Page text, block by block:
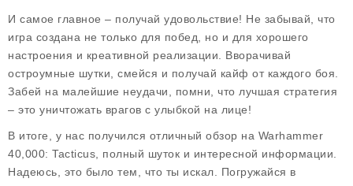
И самое главное – получай удовольствие! Не забывай, что
игра создана не только для побед, но и для хорошего
настроения и креативной реализации. Вворачивай
остроумные шутки, смейся и получай кайф от каждого боя.
Забей на малейшие неудачи, помни, что лучшая стратегия
– это уничтожать врагов с улыбкой на лице!
В итоге, у нас получился отличный обзор на Warhammer
40,000: Tacticus , полный шуток и интересной информации.
Надеюсь, это было тем, что ты искал. Погружайся в